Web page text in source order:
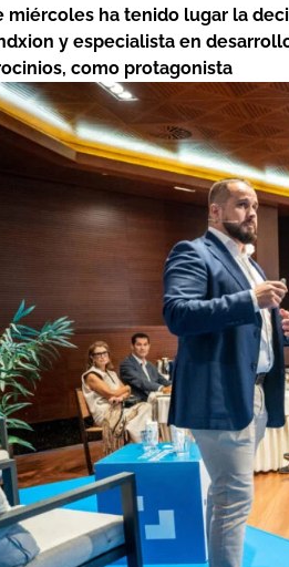
miércoles ha tenido lugar la
y especialista en
como protagonista